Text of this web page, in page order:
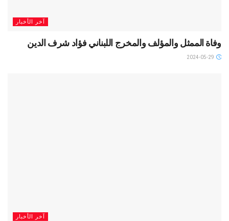
آخر الأخبار
وفاة الممثل والمؤلف والمخرج اللبناني فؤاد شرف الدين
آخر الأخبار